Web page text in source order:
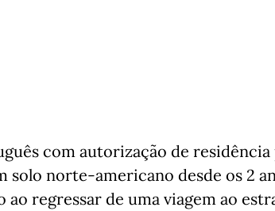
com autorização de
solo norte-americano desde os 2
ao regressar de uma viagem ao